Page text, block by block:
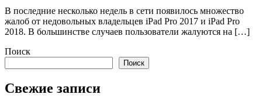
В последние несколько недель в сети появилось множество
жалоб от недовольных владельцев iPad Pro 2017 и iPad Pro
2018. В большинстве случаев пользователи жалуются на […]
Поиск
Поиск
Свежие записи